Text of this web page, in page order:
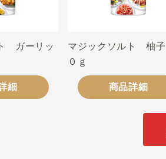
ガーリッ
細
マジックソルト 柚
０ｇ
商品詳細